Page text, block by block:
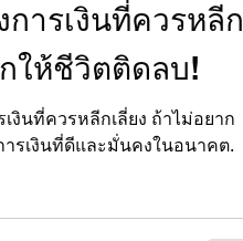
ารเงินที่ควรหลีก
ให้ชีวิตติดลบ!
งินที่ควรหลีกเลี่ยง ถ้าไม่อยาก
รเงินที่ดีและมั่นคงในอนาคต.